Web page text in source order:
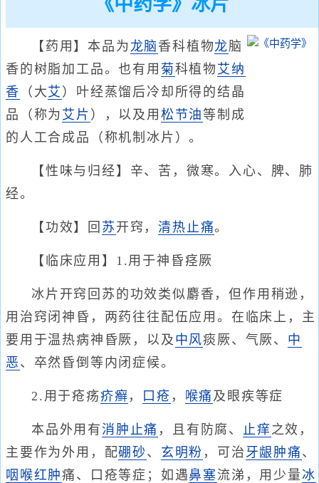
《中药学》冰片
【药用】本品为 龙脑 香科植物龙脑
香的树脂加工品。也有用 菊科植物 艾纳
香 （大艾 ）叶经蒸馏后冷却所得的结晶
品（称为 艾片 ），以及用 松节油等制成
的人工合成品（称机制冰片）。
【性味与归经】辛、苦，微寒。入心、脾、肺
经。
【功效】回 苏 开窍，清热止痛。
【临床应用】1.用于神昏痉厥
冰片开窍回苏的功效类似麝香，但作用稍逊，
用治窍闭神昏，两药往往配伍应用。在临床上，主
要用于温热病神昏厥，以及 中风痰厥、气厥、 中
恶 、卒然昏倒等内闭症候。
2.用于疮疡疥癣 ， 口疮 ， 喉痛 及眼疾等症
本品外用有消肿止痛 ，且有防腐、 止痒 之效，
主要作为外用，配硼砂 、 玄明粉 ，可治 牙龈肿痛 、
咽喉红肿痛、口疮等症；如遇鼻塞流涕，用少量 冰